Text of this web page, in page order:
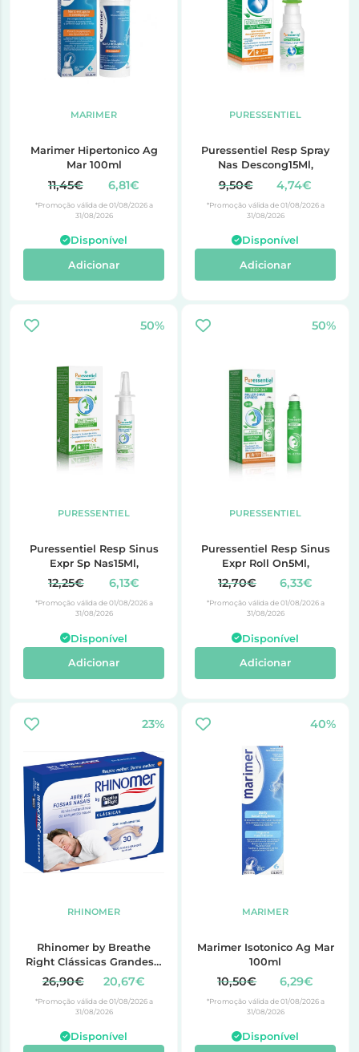
MARIMER
Marimer Hipertonico Ag
Mar 100ml
11,45€ 6,81€
*Promoção válida de 01/08/2026 a
31/08/2026
Disponível
Adicionar
PURESSENTIEL
Puressentiel Resp Spray
Nas Descong15Ml,
9,50€ 4,74€
*Promoção válida de 01/08/2026 a
31/08/2026
Disponível
Adicionar
50%
PURESSENTIEL
Puressentiel Resp Sinus
Expr Sp Nas15Ml,
12,25€ 6,13€
*Promoção válida de 01/08/2026 a
31/08/2026
Disponível
Adicionar
50%
PURESSENTIEL
Puressentiel Resp Sinus
Expr Roll On5Ml,
12,70€ 6,33€
*Promoção válida de 01/08/2026 a
31/08/2026
Disponível
Adicionar
23%
RHINOMER
Rhinomer by Breathe
Right Clássicas Grandes x
26,90€ 20,67€
*Promoção válida de 01/08/2026 a
31/08/2026
Disponível
40%
MARIMER
Marimer Isotonico Ag Mar
100ml
10,50€ 6,29€
*Promoção válida de 01/08/2026 a
31/08/2026
Disponível